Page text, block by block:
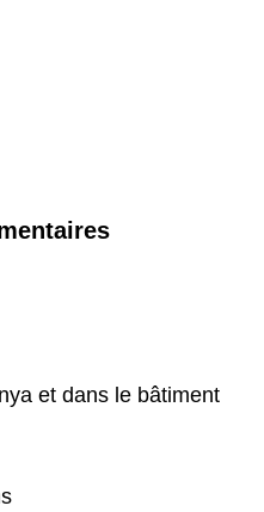
et dans le bâtiment